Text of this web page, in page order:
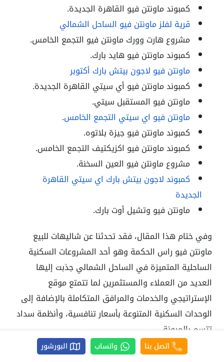
كمبوند ماونتن فيو القاهرة الجديدة.
قرية لفلز ماونتن فيو الساحل الشمالي
مشروع هارت وورك ماونتن فيو التجمع الخامس.
كمبوند ماونتن فيو هايد بارك.
ماونتن فيو لاجون بيتش بارك أكتوبر
كمبوند ماونتن فيو أي سيتي القاهرة الجديدة.
ماونتن فيو المستقبل سيتي.
ماونتن فيو اي سيتي التجمع الخامس.
كمبوند ماونتن فيو جيزة بلاتوه.
كمبوند ماونتن فيو اكزيكتيف التجمع الخامس.
مشروع ماونتن فيو العين السخنة.
كمبوند لاجون بيتش بارك اي سيتي القاهرة
الجديدة
ماونتن فيو وتشيل أوت بارك.
وفي ختام هذا المقال، فقد تحدثنا عن شاليهات للبيع
ماونتن فيو راس الحكمة وهو أحد المشروعات السكنية
الساحلية المتميزة في الساحل الشمالي جذبت إليها
العديد من العملاء والمستثمرين لما تتمتع موقع
الإستراتيجي والخدمات والمرافق المتكاملة بالإضافة إلى
الوحدات السكنية المتنوعة بأسعار تنافسية، وأنظمة سداد
تتسم بالمرونة.
للحجز والاستعلام عن الوحدات المعروضة للبيع في
اتصل بنا واتساب البورشور